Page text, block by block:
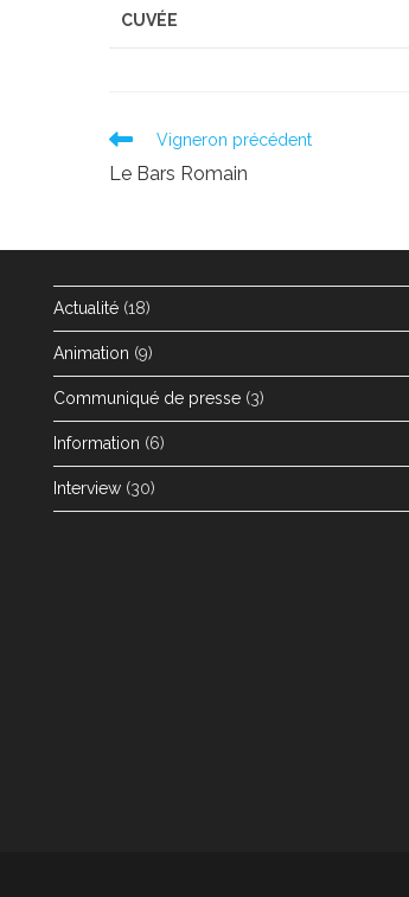
CUVÉE
Read
articles
Vigneron précédent
Le Bars Romain
Actualité (18)
Animation (9)
Communiqué de presse (3)
Information (6)
Interview (30)